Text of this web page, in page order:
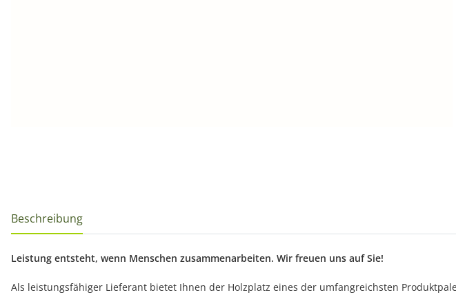
Beschreibung
Leistung entsteht, wenn Menschen zusammenarbeiten. Wir freuen uns auf Sie!
Als leistungsfähiger Lieferant bietet Ihnen der Holzplatz eines der umfangreichsten